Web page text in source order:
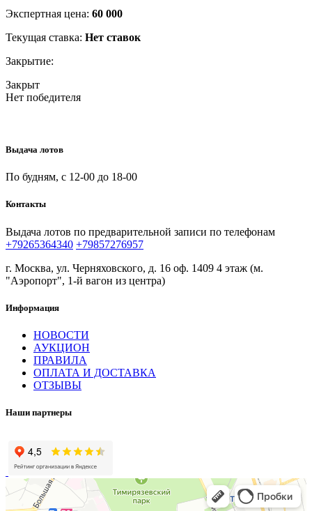
Экспертная цена: 60 000
Текущая ставка: Нет ставок
Закрытие:
Закрыт
Нет победителя
Выдача лотов
По будням, с 12-00 до 18-00
Контакты
Выдача лотов по предварительной записи по телефонам
+79265364340 +79857276957
г. Москва, ул. Черняховского, д. 16 оф. 1409 4 этаж (м.
"Аэропорт", 1-й вагон из центра)
Информация
НОВОСТИ
АУКЦИОН
ПРАВИЛА
ОПЛАТА И ДОСТАВКА
ОТЗЫВЫ
Наши партнеры